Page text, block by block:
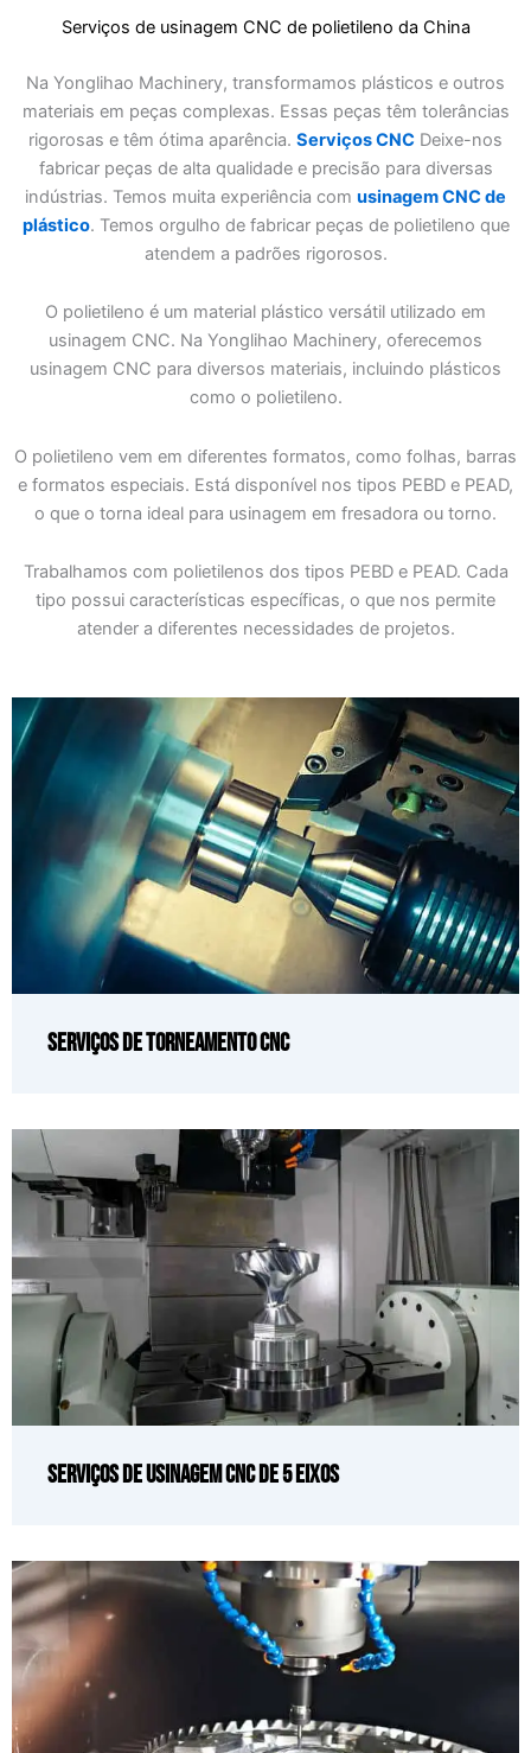
Serviços de usinagem CNC de polietileno da China
Na Yonglihao Machinery, transformamos plásticos e outros
materiais em peças complexas. Essas peças têm tolerâncias
rigorosas e têm ótima aparência. Serviços CNC Deixe-nos
fabricar peças de alta qualidade e precisão para diversas
indústrias. Temos muita experiência com usinagem CNC de
plástico. Temos orgulho de fabricar peças de polietileno que
atendem a padrões rigorosos.
O polietileno é um material plástico versátil utilizado em
usinagem CNC. Na Yonglihao Machinery, oferecemos
usinagem CNC para diversos materiais, incluindo plásticos
como o polietileno.
O polietileno vem em diferentes formatos, como folhas, barras
e formatos especiais. Está disponível nos tipos PEBD e PEAD,
o que o torna ideal para usinagem em fresadora ou torno.
Trabalhamos com polietilenos dos tipos PEBD e PEAD. Cada
tipo possui características específicas, o que nos permite
atender a diferentes necessidades de projetos.
Serviços de Torneamento CNC
Serviços de usinagem CNC de 5 eixos